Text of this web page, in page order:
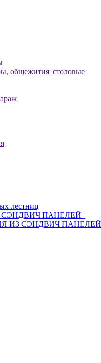
общежития, столовые
лестниц
ПАНЕЛЕЙ
ИЗ СЭНДВИЧ ПАНЕЛЕЙ